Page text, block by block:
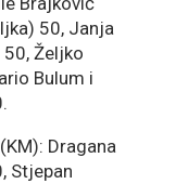
50, Janja
50, Željko
Bulum i
Dragana
Stjepan